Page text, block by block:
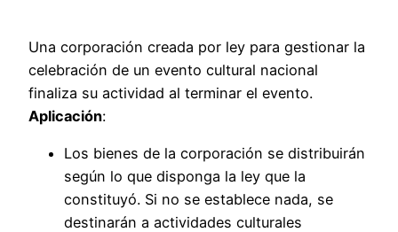
Una corporación creada por ley para gestionar la
celebración de un evento cultural nacional
finaliza su actividad al terminar el evento.
Aplicación:
Los bienes de la corporación se distribuirán
según lo que disponga la ley que la
constituyó. Si no se establece nada, se
destinarán a actividades culturales